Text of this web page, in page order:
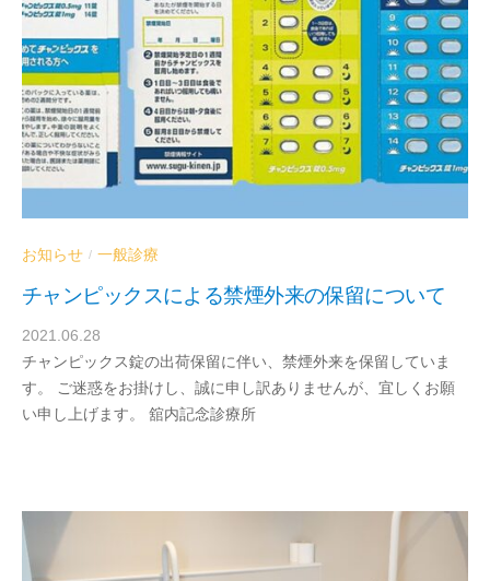
お知らせ / 一般診療
チャンピックスによる禁煙外来の保留について
2021.06.28
y
d
r
チャンピックス錠の出荷保留に伴い、禁煙外来を保留していま
す。 ご迷惑をお掛けし、誠に申し訳ありませんが、宜しくお願
い申し上げます。 舘内記念診療所